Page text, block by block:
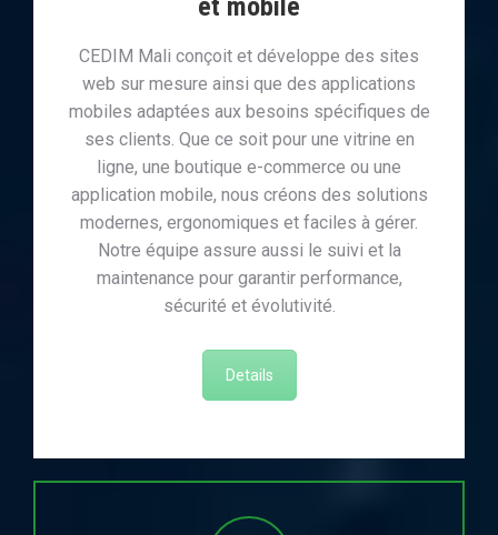
et mobile
CEDIM Mali conçoit et développe des sites
web sur mesure ainsi que des applications
mobiles adaptées aux besoins spécifiques de
ses clients. Que ce soit pour une vitrine en
ligne, une boutique e-commerce ou une
application mobile, nous créons des solutions
modernes, ergonomiques et faciles à gérer.
Notre équipe assure aussi le suivi et la
maintenance pour garantir performance,
sécurité et évolutivité.
Details